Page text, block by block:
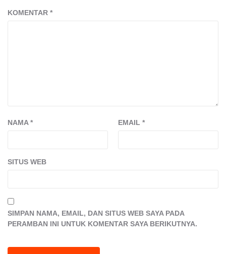
KOMENTAR *
NAMA* EMAIL *
SITUS WEB
SIMPAN NAMA, EMAIL, DAN SITUS WEB SAYA PADA
PERAMBAN INI UNTUK KOMENTAR SAYA BERIKUTNYA.